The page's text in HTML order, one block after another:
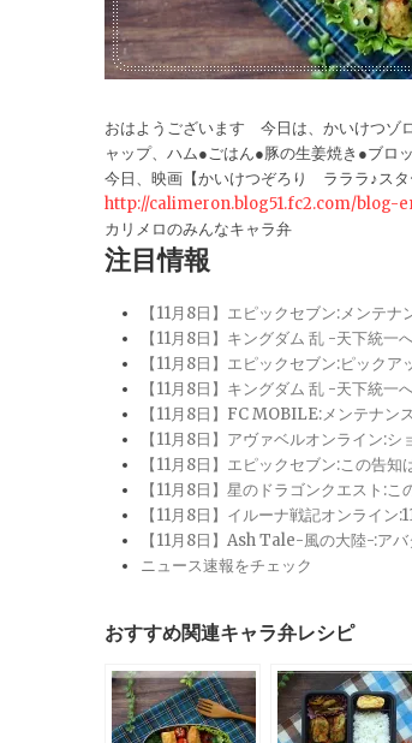
おはようございます 今日は、かいけつゾ
ャップ、ハム●ごはん●豚の生姜焼き●ブロ
今日、映画【かいけつぞろり ラララ♪ス
http://calimeron.blog51.fc2.com/blog-
カリメロのみんなキャラ弁
注目情報
【11月8日】エピックセブン:メンテ
【11月8日】キングダム 乱 -天下統
【11月8日】エピックセブン:ピック
【11月8日】キングダム 乱 -天下統
【11月8日】FC MOBILE:メンテナ
【11月8日】アヴァベルオンライン:
【11月8日】エピックセブン:この告
【11月8日】星のドラゴンクエスト:
【11月8日】イルーナ戦記オンライ
【11月8日】Ash Tale-風の大陸-:ア
ニュース速報をチェック
おすすめ関連キャラ弁レシピ